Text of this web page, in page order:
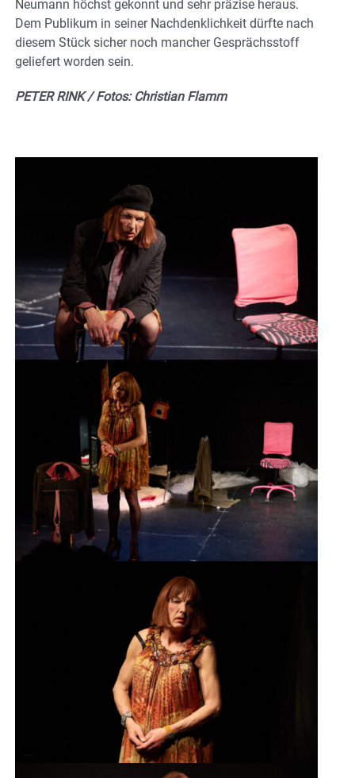
Neumann höchst gekonnt und sehr präzise heraus.
Dem Publikum in seiner Nachdenklichkeit dürfte nach
diesem Stück sicher noch mancher Gesprächsstoff
geliefert worden sein.
PETER RINK / Fotos: Christian Flamm